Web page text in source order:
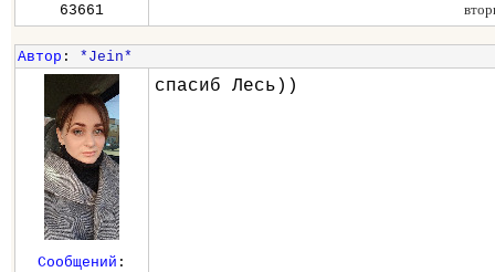
63661
Автор : *Jein*
спасиб Лесь))
Сообщений :